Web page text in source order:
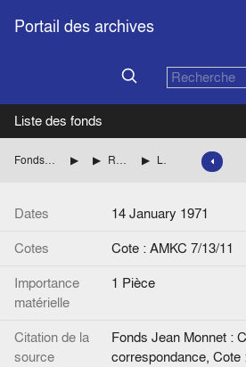
Portail des archives
Liste des fonds
Fonds Jean Monnet : Comité d'action, correspondance ROYAUME-UNI
RIPPON Geoffrey (Parti conservateur britannique) Lettre de Jean Monnet à G. Rippon.
Dates
14 January 1971
Cotes
Cote : AMKC 7/13/11
Importance
matérielle
1 Pièce
Citation de la
source
Fonds Jean Monnet :
correspondance, Cote